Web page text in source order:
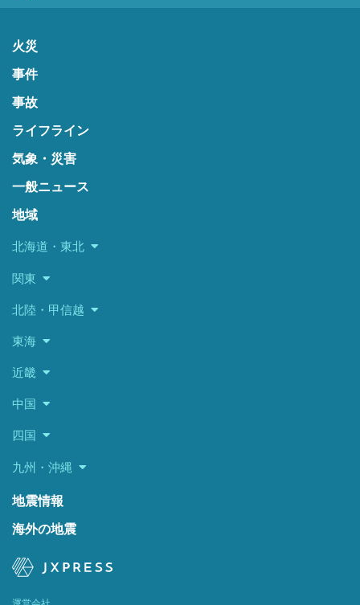
火災
事件
事故
ライフライン
気象・災害
一般ニュース
地域
北海道・東北
関東
北陸・甲信越
東海
近畿
中国
四国
九州・沖縄
地震情報
海外の地震